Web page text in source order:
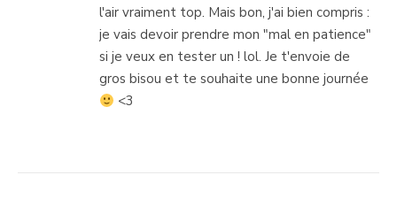
l'air vraiment top. Mais bon, j'ai bien compris :
je vais devoir prendre mon "mal en patience"
si je veux en tester un ! lol. Je t'envoie de
gros bisou et te souhaite une bonne journée
<3